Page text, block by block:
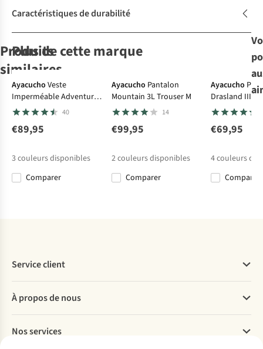
Caractéristiques de durabilité
Produits
similaires
Ayacucho
Short
Blackwell
Corduroy
-30%
Royal Robbins
Short M All In
€55,97
The North Face
Short M
Limestone
Short
Smartwool
Short Men'S
Merino 7"
Cargo Hike
€62,97
Plus de cette marque
Le choix A.S.Adventure
Ayacucho Veste
Imperméable Adventure
Jacket II M
40
€89,95
3couleurs disponibles
Comparer
Ayacucho Pantalon
Mountain 3L Trouser M
14
€99,95
2couleurs disponibles
%
Comparer
Ayacucho
Drasland III
€69,95
4couleurs
Comparer
Service client
Commander
Payer
Livraison
À propos de nous
Explore More
Nos services